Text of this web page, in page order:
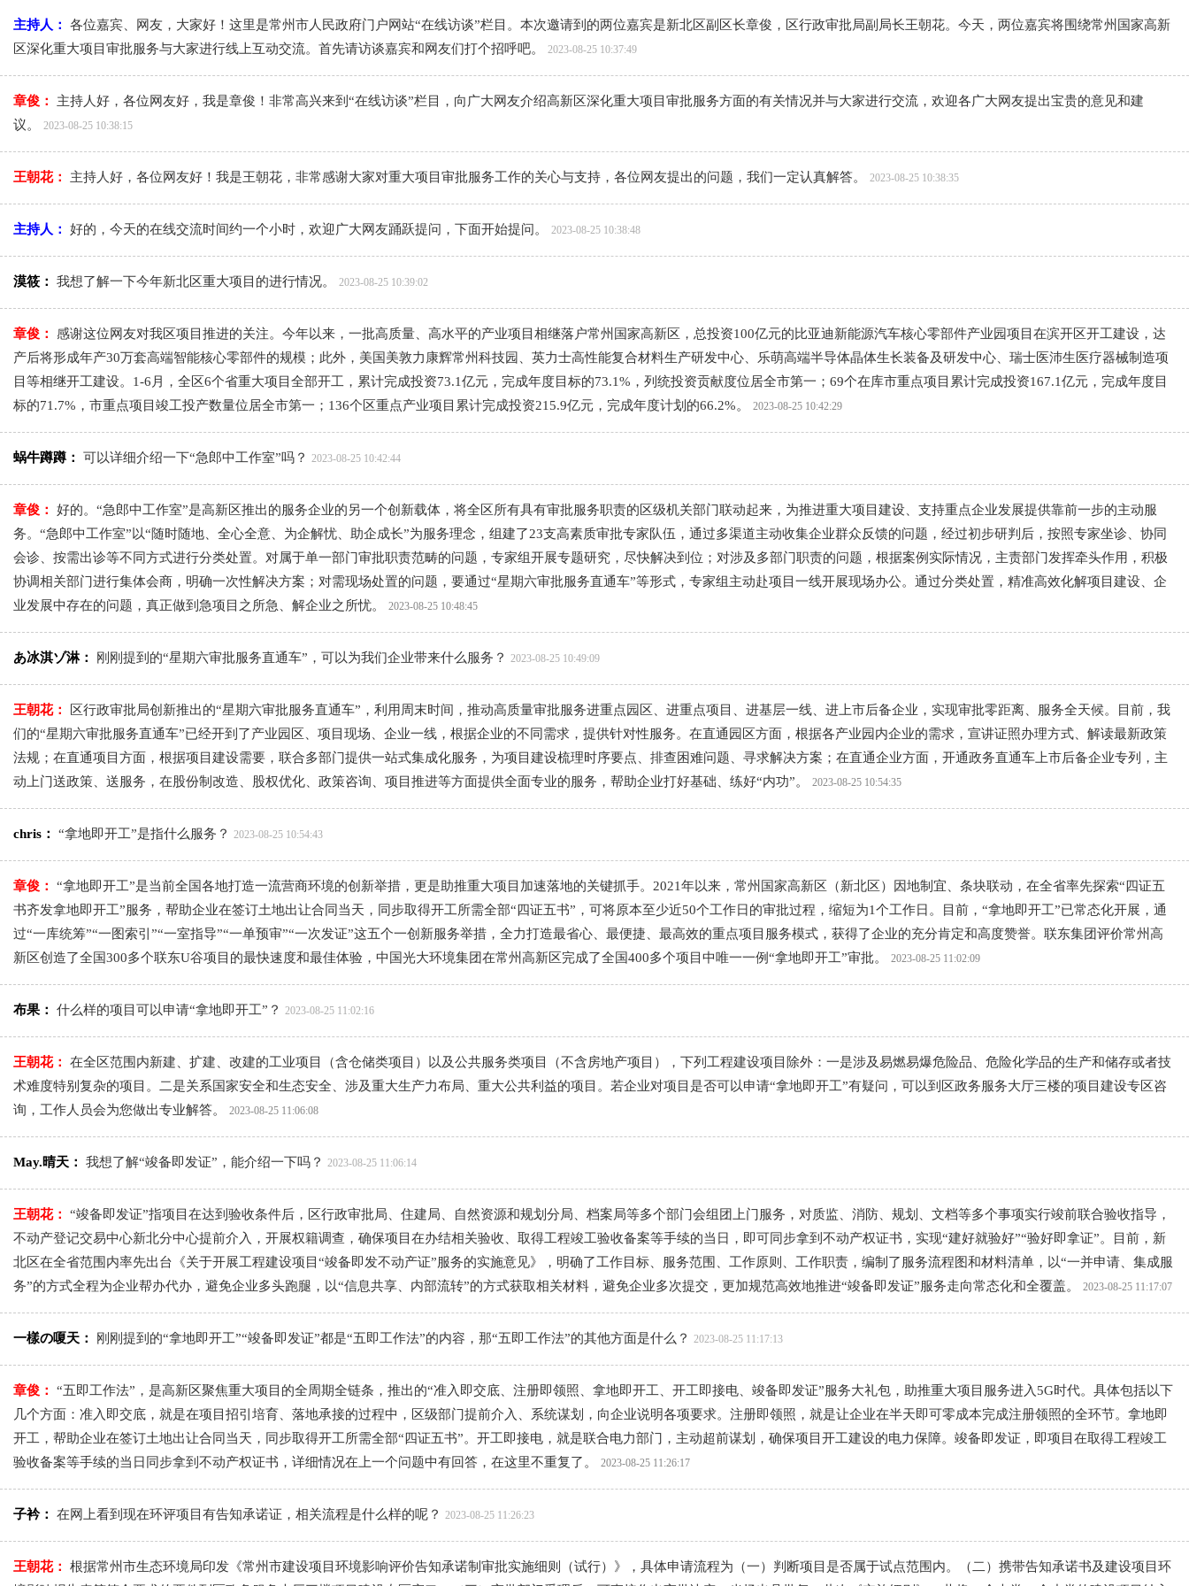
主持人：
各位嘉宾、网友，大家好！这里是常州市人民政府门户网站“在线访谈”栏目。本次邀请到的两位嘉宾是新北区副区长章俊，区行政审批局副局长王朝花。今天，两位嘉宾将围绕常州国家高新
区深化重大项目审批服务与大家进行线上互动交流。首先请访谈嘉宾和网友们打个招呼吧。 2023-08-25 10:37:49
章俊：
主持人好，各位网友好，我是章俊！非常高兴来到“在线访谈”栏目，向广大网友介绍高新区深化重大项目审批服务方面的有关情况并与大家进行交流，欢迎各广大网友提出宝贵的意见和建
议。 2023-08-25 10:38:15
王朝花： 主持人好，各位网友好！我是王朝花，非常感谢大家对重大项目审批服务工作的关心与支持，各位网友提出的问题，我们一定认真解答。 2023-08-25 10:38:35
主持人： 好的，今天的在线交流时间约一个小时，欢迎广大网友踊跃提问，下面开始提问。 2023-08-25 10:38:48
漠筱： 我想了解一下今年新北区重大项目的进行情况。 2023-08-25 10:39:02
章俊：
感谢这位网友对我区项目推进的关注。今年以来，一批高质量、高水平的产业项目相继落户常州国家高新区，总投资100亿元的比亚迪新能源汽车核心零部件产业园项目在滨开区开工建设，达
产后将形成年产30万套高端智能核心零部件的规模；此外，美国美敦力康辉常州科技园、英力士高性能复合材料生产研发中心、乐萌高端半导体晶体生长装备及研发中心、瑞士医沛生医疗器械制造项
目等相继开工建设。1-6月，全区6个省重大项目全部开工，累计完成投资73.1亿元，完成年度目标的73.1%，列统投资贡献度位居全市第一；69个在库市重点项目累计完成投资167.1亿元，完成年度目
标的71.7%，市重点项目竣工投产数量位居全市第一；136个区重点产业项目累计完成投资215.9亿元，完成年度计划的66.2%。 2023-08-25 10:42:29
蜗牛蹲蹲： 可以详细介绍一下“急郎中工作室”吗？ 2023-08-25 10:42:44
章俊：
好的。“急郎中工作室”是高新区推出的服务企业的另一个创新载体，将全区所有具有审批服务职责的区级机关部门联动起来，为推进重大项目建设、支持重点企业发展提供靠前一步的主动服
务。“急郎中工作室”以“随时随地、全心全意、为企解忧、助企成长”为服务理念，组建了23支高素质审批专家队伍，通过多渠道主动收集企业群众反馈的问题，经过初步研判后，按照专家坐诊、协同
会诊、按需出诊等不同方式进行分类处置。对属于单一部门审批职责范畴的问题，专家组开展专题研究，尽快解决到位；对涉及多部门职责的问题，根据案例实际情况，主责部门发挥牵头作用，积极
协调相关部门进行集体会商，明确一次性解决方案；对需现场处置的问题，要通过“星期六审批服务直通车”等形式，专家组主动赴项目一线开展现场办公。通过分类处置，精准高效化解项目建设、企
业发展中存在的问题，真正做到急项目之所急、解企业之所忧。 2023-08-25 10:48:45
あ冰淇ゾ淋： 刚刚提到的“星期六审批服务直通车”，可以为我们企业带来什么服务？ 2023-08-25 10:49:09
王朝花：
区行政审批局创新推出的“星期六审批服务直通车”，利用周末时间，推动高质量审批服务进重点园区、进重点项目、进基层一线、进上市后备企业，实现审批零距离、服务全天候。目前，我
们的“星期六审批服务直通车”已经开到了产业园区、项目现场、企业一线，根据企业的不同需求，提供针对性服务。在直通园区方面，根据各产业园内企业的需求，宣讲证照办理方式、解读最新政策
法规；在直通项目方面，根据项目建设需要，联合多部门提供一站式集成化服务，为项目建设梳理时序要点、排查困难问题、寻求解决方案；在直通企业方面，开通政务直通车上市后备企业专列，主
动上门送政策、送服务，在股份制改造、股权优化、政策咨询、项目推进等方面提供全面专业的服务，帮助企业打好基础、练好“内功”。 2023-08-25 10:54:35
chris： “拿地即开工”是指什么服务？ 2023-08-25 10:54:43
章俊：
“拿地即开工”是当前全国各地打造一流营商环境的创新举措，更是助推重大项目加速落地的关键抓手。2021年以来，常州国家高新区（新北区）因地制宜、条块联动，在全省率先探索“四证五
书齐发拿地即开工”服务，帮助企业在签订土地出让合同当天，同步取得开工所需全部“四证五书”，可将原本至少近50个工作日的审批过程，缩短为1个工作日。目前，“拿地即开工”已常态化开展，通
过“一库统筹”“一图索引”“一室指导”“一单预审”“一次发证”这五个一创新服务举措，全力打造最省心、最便捷、最高效的重点项目服务模式，获得了企业的充分肯定和高度赞誉。联东集团评价常州高
新区创造了全国300多个联东U谷项目的最快速度和最佳体验，中国光大环境集团在常州高新区完成了全国400多个项目中唯一一例“拿地即开工”审批。 2023-08-25 11:02:09
布果： 什么样的项目可以申请“拿地即开工”？ 2023-08-25 11:02:16
王朝花：
在全区范围内新建、扩建、改建的工业项目（含仓储类项目）以及公共服务类项目（不含房地产项目），下列工程建设项目除外：一是涉及易燃易爆危险品、危险化学品的生产和储存或者技
术难度特别复杂的项目。二是关系国家安全和生态安全、涉及重大生产力布局、重大公共利益的项目。若企业对项目是否可以申请“拿地即开工”有疑问，可以到区政务服务大厅三楼的项目建设专区咨
询，工作人员会为您做出专业解答。 2023-08-25 11:06:08
May.晴天： 我想了解“竣备即发证”，能介绍一下吗？ 2023-08-25 11:06:14
王朝花：
“竣备即发证”指项目在达到验收条件后，区行政审批局、住建局、自然资源和规划分局、档案局等多个部门会组团上门服务，对质监、消防、规划、文档等多个事项实行竣前联合验收指导，
不动产登记交易中心新北分中心提前介入，开展权籍调查，确保项目在办结相关验收、取得工程竣工验收备案等手续的当日，即可同步拿到不动产权证书，实现“建好就验好”“验好即拿证”。目前，新
北区在全省范围内率先出台《关于开展工程建设项目“竣备即发不动产证”服务的实施意见》，明确了工作目标、服务范围、工作原则、工作职责，编制了服务流程图和材料清单，以“一并申请、集成服
务”的方式全程为企业帮办代办，避免企业多头跑腿，以“信息共享、内部流转”的方式获取相关材料，避免企业多次提交，更加规范高效地推进“竣备即发证”服务走向常态化和全覆盖。 2023-08-25 11:17:07
一樣の嗄天： 刚刚提到的“拿地即开工”“竣备即发证”都是“五即工作法”的内容，那“五即工作法”的其他方面是什么？ 2023-08-25 11:17:13
章俊：
“五即工作法”，是高新区聚焦重大项目的全周期全链条，推出的“准入即交底、注册即领照、拿地即开工、开工即接电、竣备即发证”服务大礼包，助推重大项目服务进入5G时代。具体包括以下
几个方面：准入即交底，就是在项目招引培育、落地承接的过程中，区级部门提前介入、系统谋划，向企业说明各项要求。注册即领照，就是让企业在半天即可零成本完成注册领照的全环节。拿地即
开工，帮助企业在签订土地出让合同当天，同步取得开工所需全部“四证五书”。开工即接电，就是联合电力部门，主动超前谋划，确保项目开工建设的电力保障。竣备即发证，即项目在取得工程竣工
验收备案等手续的当日同步拿到不动产权证书，详细情况在上一个问题中有回答，在这里不重复了。 2023-08-25 11:26:17
子衿： 在网上看到现在环评项目有告知承诺证，相关流程是什么样的呢？ 2023-08-25 11:26:23
王朝花：
根据常州市生态环境局印发《常州市建设项目环境影响评价告知承诺制审批实施细则（试行）》，具体申请流程为（一）判断项目是否属于试点范围内。（二）携带告知承诺书及建设项目环